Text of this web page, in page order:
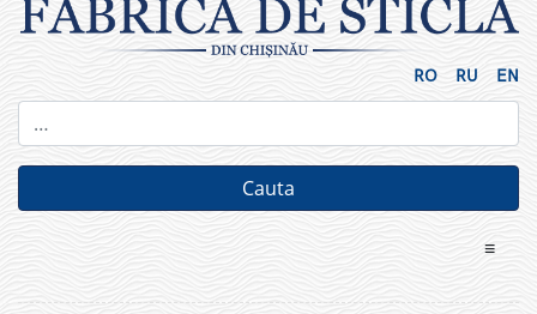
RO RU EN
≡